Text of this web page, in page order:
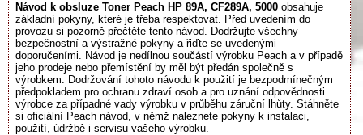
Návod k obsluze Toner Peach HP 89A, CF289A, 5000 obsahuje
základní pokyny, které je třeba respektovat. Před uvedením do
provozu si pozorně přečtěte tento návod. Dodržujte všechny
bezpečnostní a výstražné pokyny a řiďte se uvedenými
doporučeními. Návod je nedílnou součástí výrobku Peach a v případě
jeho prodeje nebo přemístění by měl být předán společně s
výrobkem. Dodržování tohoto návodu k použití je bezpodmínečným
předpokladem pro ochranu zdraví osob a pro uznání odpovědnosti
výrobce za případné vady výrobku v průběhu záruční lhůty. Stáhněte
si oficiální Peach návod, v němž naleznete pokyny k instalaci,
použití, údržbě i servisu vašeho výrobku.